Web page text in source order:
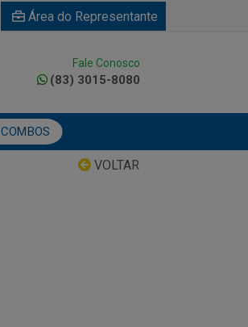
Área do Representante
Fale Conosco
(83) 3015-8080
COMBOS
VOLTAR